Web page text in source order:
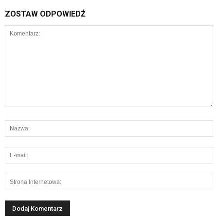
ZOSTAW ODPOWIEDŹ